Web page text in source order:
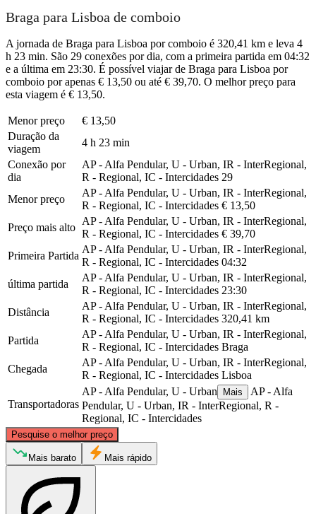
Braga para Lisboa de comboio
A jornada de Braga para Lisboa por comboio é 320,41 km e leva 4
h 23 min. São 29 conexões por dia, com a primeira partida em 04:32
e a última em 23:30. É possível viajar de Braga para Lisboa por
comboio por apenas € 13,50 ou até € 39,70. O melhor preço para
esta viagem é € 13,50.
Menor preço
€ 13,50
Duração da
viagem
4 h 23 min
Conexão por
dia
AP - Alfa Pendular, U - Urban, IR - InterRegional,
R - Regional, IC - Intercidades 29
Menor preço
AP - Alfa Pendular, U - Urban, IR - InterRegional,
R - Regional, IC - Intercidades € 13,50
Preço mais alto
AP - Alfa Pendular, U - Urban, IR - InterRegional,
R - Regional, IC - Intercidades € 39,70
Primeira Partida
AP - Alfa Pendular, U - Urban, IR - InterRegional,
R - Regional, IC - Intercidades 04:32
última partida
AP - Alfa Pendular, U - Urban, IR - InterRegional,
R - Regional, IC - Intercidades 23:30
Distância
AP - Alfa Pendular, U - Urban, IR - InterRegional,
R - Regional, IC - Intercidades 320,41 km
Partida
AP - Alfa Pendular, U - Urban, IR - InterRegional,
R - Regional, IC - Intercidades Braga
Chegada
AP - Alfa Pendular, U - Urban, IR - InterRegional,
R - Regional, IC - Intercidades Lisboa
Transportadoras
AP - Alfa Pendular, U - Urban Mais
AP - Alfa
Pendular, U - Urban, IR - InterRegional, R -
Regional, IC - Intercidades
Pesquise o melhor preço
©CARTO, ©
Mais barato Mais rápido